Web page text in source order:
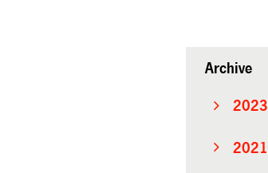
Archive
2023
2021